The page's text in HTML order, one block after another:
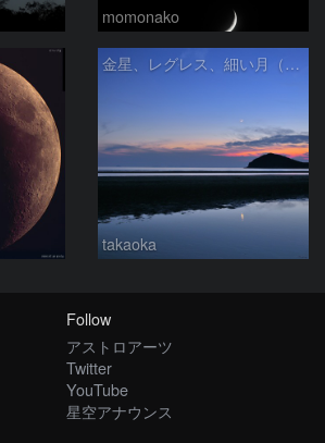
momonako
金星、レグレス、細い月（７月１６日）
takaoka
Follow
アストロアーツ
Twitter
YouTube
星空アナウンス